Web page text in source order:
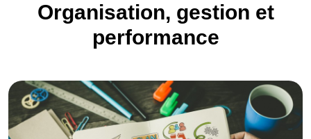
Organisation, gestion et
performance